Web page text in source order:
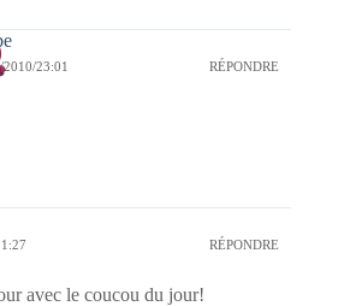
2010/23:01 RÉPONDRE
RÉPONDRE
avec le coucou du jour!